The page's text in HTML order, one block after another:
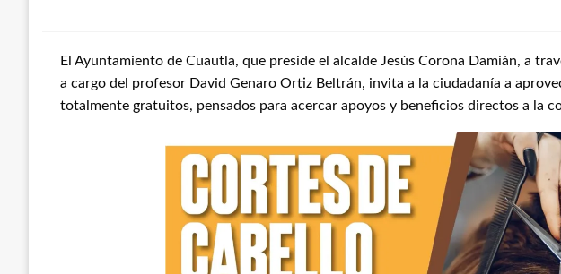
El Ayuntamiento de Cuautla, que preside el alcalde Jesús Corona Damián, a
a cargo del profesor David Genaro Ortiz Beltrán, invita a la ciudadanía a
totalmente gratuitos, pensados para acercar apoyos y beneficios directos a la